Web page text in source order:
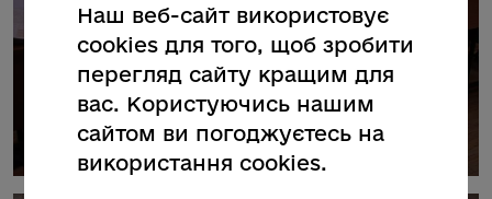
Наш веб-сайт використовує
cookies для того, щоб зробити
перегляд сайту кращим для
вас. Користуючись нашим
сайтом ви погоджуєтесь на
використання cookies.